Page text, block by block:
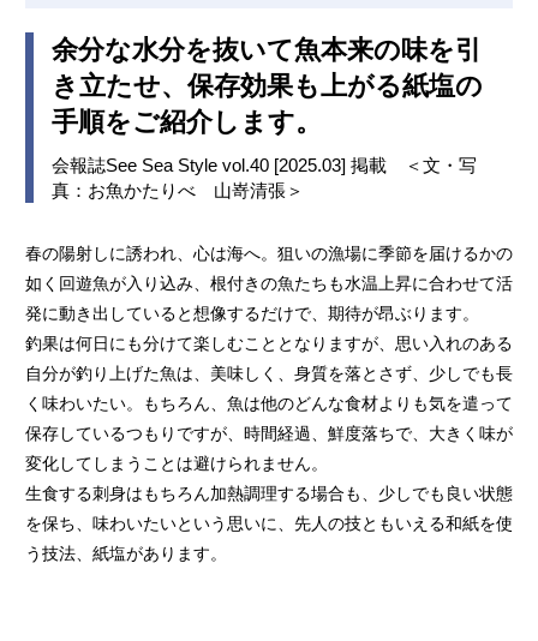
余分な水分を抜いて魚本来の味を引
き立たせ、保存効果も上がる紙塩の
手順をご紹介します。
会報誌See Sea Style vol.40 [2025.03] 掲載 ＜文・写
真：お魚かたりべ 山嵜清張＞
春の陽射しに誘われ、心は海へ。狙いの漁場に季節を届けるかの
如く回遊魚が入り込み、根付きの魚たちも水温上昇に合わせて活
発に動き出していると想像するだけで、期待が昂ぶります。
釣果は何日にも分けて楽しむこととなりますが、思い入れのある
自分が釣り上げた魚は、美味しく、身質を落とさず、少しでも長
く味わいたい。もちろん、魚は他のどんな食材よりも気を遣って
保存しているつもりですが、時間経過、鮮度落ちで、大きく味が
変化してしまうことは避けられません。
生食する刺身はもちろん加熱調理する場合も、少しでも良い状態
を保ち、味わいたいという思いに、先人の技ともいえる和紙を使
う技法、紙塩があります。